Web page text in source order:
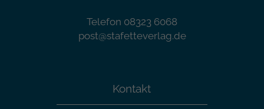
Telefon 08323 6068
post@stafetteverlag.de
Kontakt